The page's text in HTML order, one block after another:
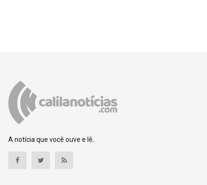
A notícia que você ouve e lê.